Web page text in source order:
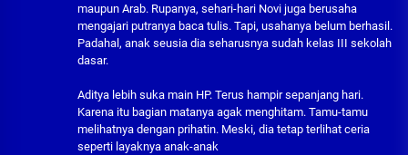
maupun Arab. Rupanya, sehari-hari Novi juga berusaha
mengajari putranya baca tulis. Tapi, usahanya belum berhasil.
Padahal, anak seusia dia seharusnya sudah kelas III sekolah
dasar.
Aditya lebih suka main HP. Terus hampir sepanjang hari.
Karena itu bagian matanya agak menghitam. Tamu-tamu
melihatnya dengan prihatin. Meski, dia tetap terlihat ceria
seperti layaknya anak-anak